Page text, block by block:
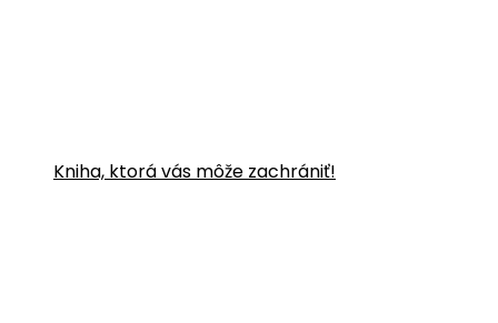
Kniha, ktorá vás môže zachrániť!